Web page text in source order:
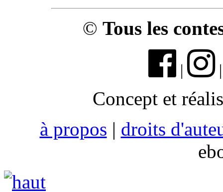
© Tous les
|
Concept et
à propos | droits